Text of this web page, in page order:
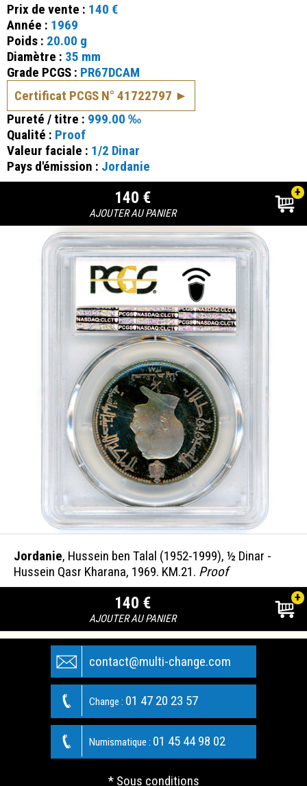
Prix de vente : 140 €
Année : 1969
Poids : 20.00 g
Diamètre : 35 mm
Grade PCGS : PR67DCAM
Certificat PCGS N° 41722797
Pureté / titre : 999.00 ‰
Qualité : Proof
Valeur faciale : 1/2 Dinar
Pays d'émission : Jordanie
140 €
AJOUTER AU PANIER
+
Jordanie, Hussein ben Talal (1952-1999), ½ Dinar -
Hussein Qasr Kharana, 1969. KM.21. Proof
140 €
AJOUTER AU PANIER
+
contact@multi-change.com
Change : 01 47 20 23 57
Numismatique : 01 45 44 98 02
* Sous conditions